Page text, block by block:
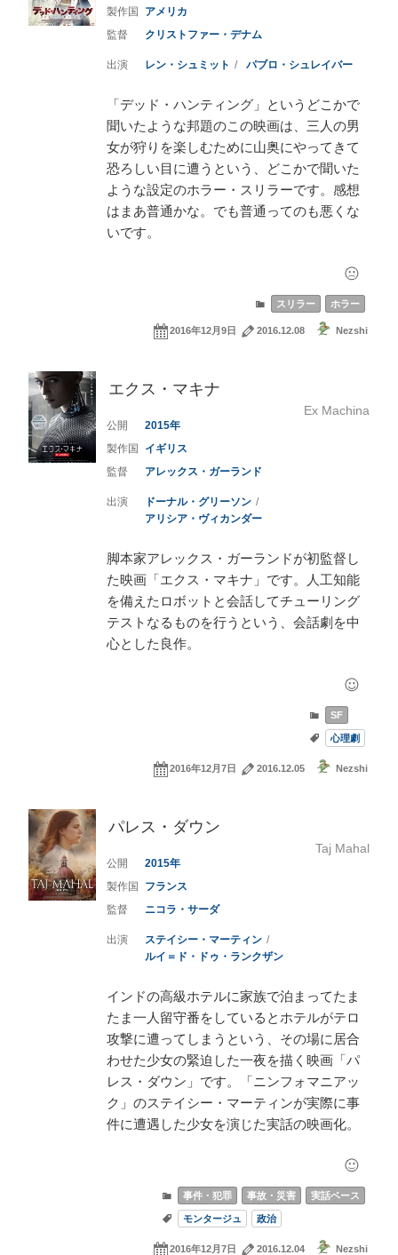
アメリカ
クリストファー・デナム
レン・シュミット パブロ・シュレイバー
「デッド・ハンティング」というどこかで
聞いたような邦題のこの映画は、三人の男
女が狩りを楽しむために山奥にやってきて
恐ろしい目に遭うという、どこかで聞いた
ような設定のホラー・スリラーです。感想
はまあ普通かな。でも普通ってのも悪くな
いです。
スリラー ホラー
2016年12月9日 2016.12.08 Nezshi
エクス・マキナ
Ex Machina
2015
イギリス
アレックス・ガーランド
ドーナル・グリーソン
アリシア・ヴィカンダー
脚本家アレックス・ガーランドが初監督し
た映画「エクス・マキナ」です。人工知能
を備えたロボットと会話してチューリング
テストなるものを行うという、会話劇を中
心とした良作。
SF
心理劇
2016年12月7日 2016.12.05 Nezshi
パレス・ダウン
Taj Mahal
2015
フランス
ニコラ・サーダ
ステイシー・マーティン
ルイ＝ド・ドゥ・ランクザン
インドの高級ホテルに家族で泊まってたま
たま一人留守番をしているとホテルがテロ
攻撃に遭ってしまうという、その場に居合
わせた少女の緊迫した一夜を描く映画「パ
レス・ダウン」です。「ニンフォマニアッ
ク」のステイシー・マーティンが実際に事
件に遭遇した少女を演じた実話の映画化。
事件・犯罪 事故・災害 実話ベース
モンタージュ 政治
2016年12月7日 2016.12.04 Nezshi